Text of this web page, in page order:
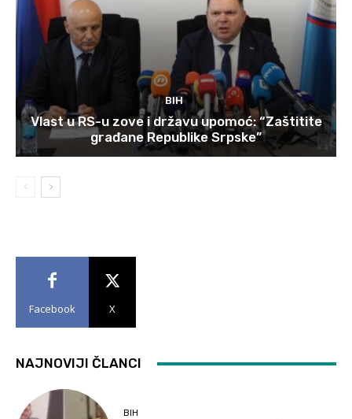
BIH
Vlast u RS-u zove i državu upomoć: “Zaštitite
građane Republike Srpske”
Facebook X
NAJNOVIJI ČLANCI
BIH